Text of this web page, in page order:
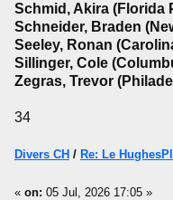
Schmid, Akira (Florida
Schneider, Braden
Seeley, Ronan
Sillinger, Cole
Zegras, Trevor
34
Divers CH / Re: Le
« on: 05 Jul, 2026 17:05 »